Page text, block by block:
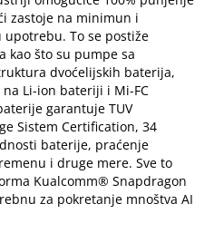
zastoje na minimun i
To se postiže
kao što su pumpe sa
dvoćelijskih baterija,
Li-ion bateriji i Mi-FC
garantuje TUV
Sistem Certification, 34
baterije, praćenje
i druge mere. Sve to
Kualcomm® Snapdragon
za pokretanje mnoštva AI